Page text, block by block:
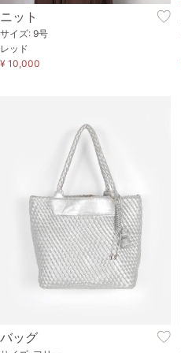
ニット
サイズ: 9号
レッド
¥ 10,000
バッグ